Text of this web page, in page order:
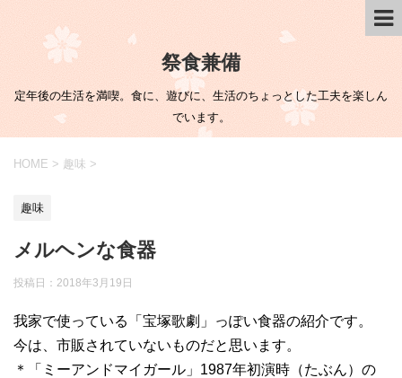
祭食兼備
定年後の生活を満喫。食に、遊びに、生活のちょっとした工夫を楽しん
でいます。
HOME > 趣味 >
趣味
メルヘンな食器
投稿日： 2018年3月19日
我家で使っている「宝塚歌劇」っぽい食器の紹介です。
今は、市販されていないものだと思います。
＊「ミーアンドマイガール」1987年初演時（たぶん）の